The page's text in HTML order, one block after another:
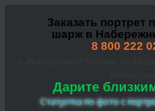
Заказать портрет
шарж в
8 800 222
Дарите
Статуэтка по фото с